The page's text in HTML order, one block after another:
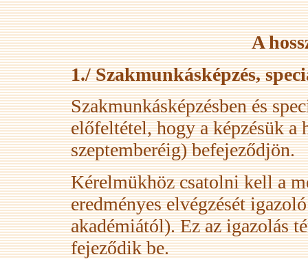
A
1./ Szakmunkásképzés,
Szakmunkásképzésben és
előfeltétel, hogy a képzésük a
szeptemberéig) befejeződjön.
Kérelmükhöz csatolni kell a
eredményes elvégzését
akadémiától). Ez az igazolás
fejeződik be.